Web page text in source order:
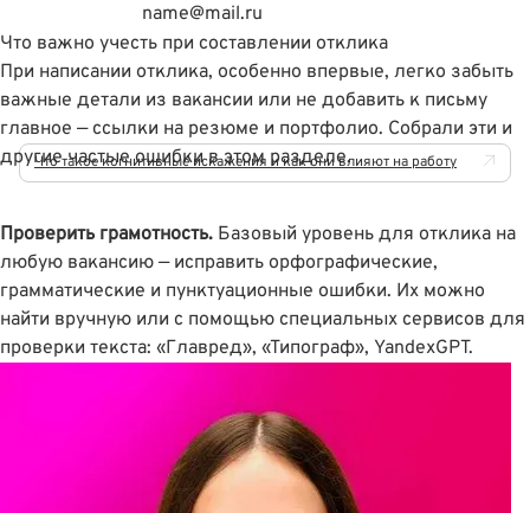
name@mail.ru
Что важно учесть при составлении отклика
При написании отклика, особенно впервые, легко забыть
важные детали из вакансии или не добавить к письму
главное — ссылки на резюме и портфолио. Собрали эти и
другие частые ошибки в этом разделе.
Что такое когнитивные искажения и как они влияют на работу
Проверить грамотность. Базовый уровень для отклика на
любую вакансию — исправить орфографические,
грамматические и пунктуационные ошибки. Их можно
найти вручную или с помощью специальных сервисов для
проверки текста: «Главред», «Типограф», YandexGPT.